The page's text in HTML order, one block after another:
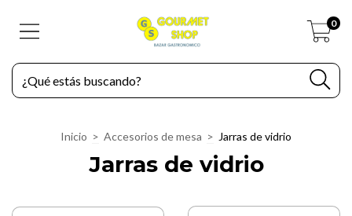
0
Inicio > Accesorios de mesa > Jarras de vidrio
Jarras de vidrio